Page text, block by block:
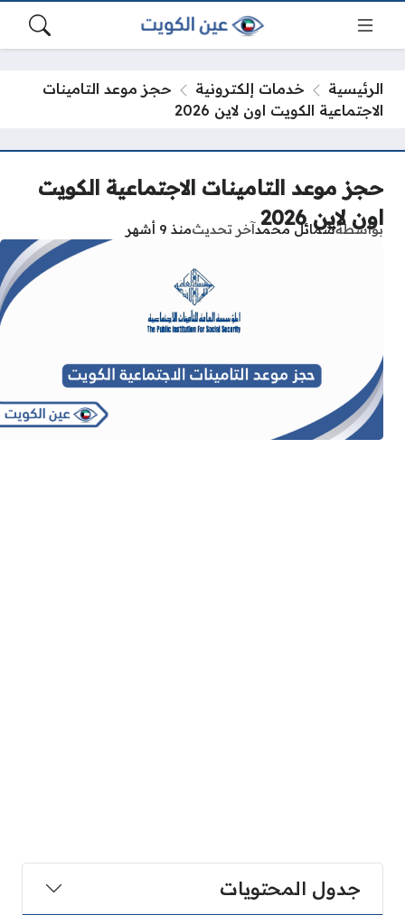
الرئيسية خدمات إلكترونية
حجز موعد التامينات
الاجتماعية الكويت اون لاين 2026
حجز موعد التامينات الاجتماعية الكويت
اون لاين 2026
بواسطةشمائل محمدآخر تحديثمنذ 9 أشهر
جدول المحتويات